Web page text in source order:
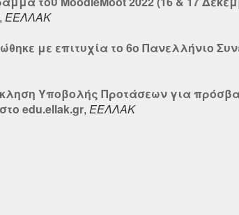
, ΕΕΛΛΑΚ
με επιτυχία το 6ο Πανελλήνιο
Υποβολής Προτάσεων για
edu.ellak.gr, ΕΕΛΛΑΚ